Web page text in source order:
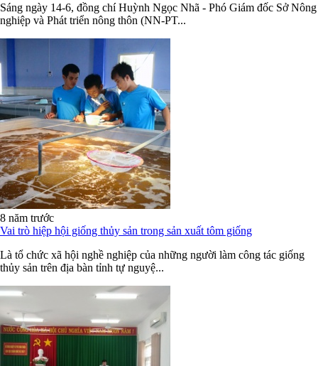
Sáng ngày 14-6, đồng chí Huỳnh Ngọc Nhã - Phó Giám đốc Sở Nông
nghiệp và Phát triển nông thôn (NN-PT...
8 năm trước
Vai trò hiệp hội giống thủy sản trong sản xuất tôm giống
Là tổ chức xã hội nghề nghiệp của những người làm công tác giống
thủy sản trên địa bàn tỉnh tự nguyệ...